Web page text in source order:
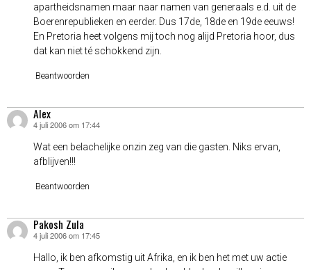
apartheidsnamen maar naar namen van generaals e.d. uit de
Boerenrepublieken en eerder. Dus 17de, 18de en 19de eeuws!
En Pretoria heet volgens mij toch nog alijd Pretoria hoor, dus
dat kan niet té schokkend zijn.
Beantwoorden
Alex
schreef:
4 juli 2006 om 17:44
Wat een belachelijke onzin zeg van die gasten. Niks ervan,
afblijven!!!
Beantwoorden
Pakosh Zula
schreef:
4 juli 2006 om 17:45
Hallo, ik ben afkomstig uit Afrika, en ik ben het met uw actie